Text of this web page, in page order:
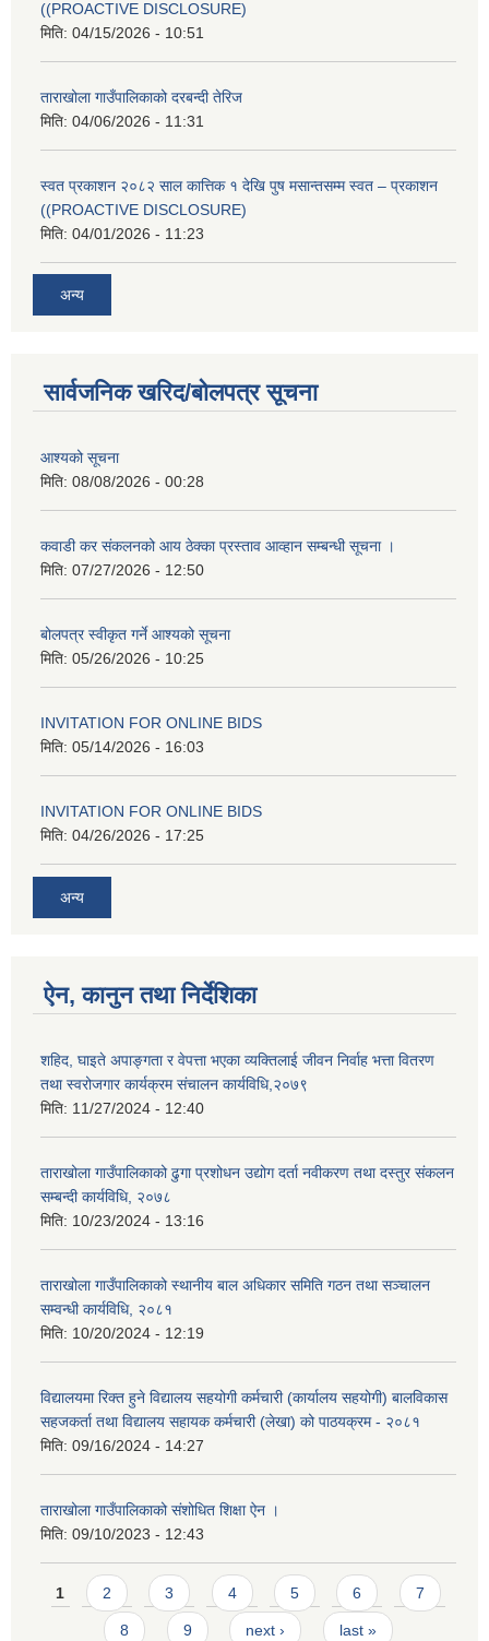
((PROACTIVE DISCLOSURE)
मिति: 04/15/2026 - 10:51
ताराखोला गाउँपालिकाको दरबन्दी तेरिज
मिति: 04/06/2026 - 11:31
स्वत प्रकाशन २०८२ साल कात्तिक १ देखि पुष मसान्तसम्म स्वत – प्रकाशन
((PROACTIVE DISCLOSURE)
मिति: 04/01/2026 - 11:23
अन्य
सार्वजनिक खरिद/बोलपत्र सूचना
आश्यको सूचना
मिति: 08/08/2026 - 00:28
कवाडी कर संकलनको आय ठेक्का प्रस्ताव आव्हान सम्बन्धी सूचना ।
मिति: 07/27/2026 - 12:50
बोलपत्र स्वीकृत गर्ने आश्यको सूचना
मिति: 05/26/2026 - 10:25
INVITATION FOR ONLINE BIDS
मिति: 05/14/2026 - 16:03
INVITATION FOR ONLINE BIDS
मिति: 04/26/2026 - 17:25
अन्य
ऐन, कानुन तथा निर्देशिका
शहिद, घाइते अपाङ्गता र वेपत्ता भएका व्यक्तिलाई जीवन निर्वाह भत्ता वितरण
तथा स्वरोजगार कार्यक्रम संचालन कार्यविधि,२०७९
मिति: 11/27/2024 - 12:40
ताराखोला गाउँपालिकाको ढुगा प्रशोधन उद्योग दर्ता नवीकरण तथा दस्तुर संकलन
सम्बन्दी कार्यविधि, २०७८
मिति: 10/23/2024 - 13:16
ताराखोला गाउँपालिकाको स्थानीय बाल अधिकार समिति गठन तथा सञ्चालन
सम्वन्धी कार्यविधि, २०८१
मिति: 10/20/2024 - 12:19
विद्यालयमा रिक्त हुने विद्यालय सहयोगी कर्मचारी (कार्यालय सहयोगी) बालविकास
सहजकर्ता तथा विद्यालय सहायक कर्मचारी (लेखा) को पाठयक्रम - २०८१
मिति: 09/16/2024 - 14:27
ताराखोला गाउँपालिकाको संशोधित शिक्षा ऐन ।
मिति: 09/10/2023 - 12:43
Pages
1 2 3 4 5 6 7
8 9 next › last »